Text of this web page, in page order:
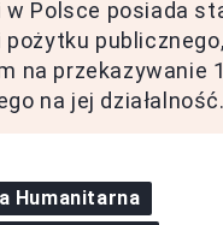
w Polsce posiada
pożytku
na przekazywanie
na jej działalność.
Humanitarna